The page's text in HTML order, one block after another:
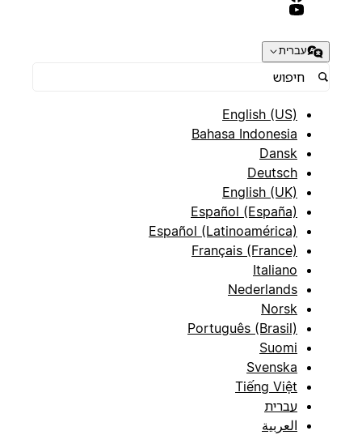
עברית
English (US)
Bahasa Indonesia
Dansk
Deutsch
English (UK)
Español (España)
Español (Latinoamérica)
Français (France)
Italiano
Nederlands
Norsk
Português (Brasil)
Suomi
Svenska
Tiếng Việt
עברית
العربية